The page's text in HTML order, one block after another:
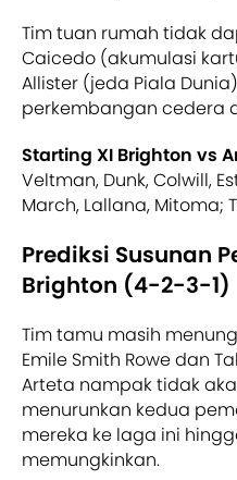
Tim tuan rumah tidak
Caicedo (akumulasi
Allister (jeda Piala
perkembangan cedera
Starting XI Brighton vs
Veltman, Dunk, Colwill,
March, Lallana, Mitoma;
Prediksi Susunan
Brighton (4-2-3-1)
Tim tamu masih
Emile Smith Rowe dan
Arteta nampak tidak
menurunkan kedua
mereka ke laga ini
memungkinkan.